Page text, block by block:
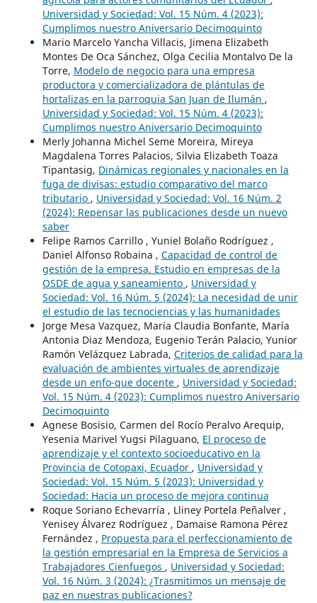
Universidad y Sociedad: Vol. 15 Núm. 4 (2023):
Cumplimos nuestro Aniversario Decimoquinto
Mario Marcelo Yancha Villacis, Jimena Elizabeth
Montes De Oca Sánchez, Olga Cecilia Montalvo De la
Torre, Modelo de negocio para una empresa
productora y comercializadora de plántulas de
hortalizas en la parroquia San Juan de Ilumán ,
Universidad y Sociedad: Vol. 15 Núm. 4 (2023):
Cumplimos nuestro Aniversario Decimoquinto
Merly Johanna Michel Seme Moreira, Mireya
Magdalena Torres Palacios, Silvia Elizabeth Toaza
Tipantasig, Dinámicas regionales y nacionales en la
fuga de divisas: estudio comparativo del marco
tributario , Universidad y Sociedad: Vol. 16 Núm. 2
(2024): Repensar las publicaciones desde un nuevo
saber
Felipe Ramos Carrillo , Yuniel Bolaño Rodríguez ,
Daniel Alfonso Robaina , Capacidad de control de
gestión de la empresa. Estudio en empresas de la
OSDE de agua y saneamiento , Universidad y
Sociedad: Vol. 16 Núm. 5 (2024): La necesidad de unir
el estudio de las tecnociencias y las humanidades
Jorge Mesa Vazquez, María Claudia Bonfante, María
Antonia Diaz Mendoza, Eugenio Terán Palacio, Yunior
Ramón Velázquez Labrada, Criterios de calidad para la
evaluación de ambientes virtuales de aprendizaje
desde un enfo-que docente , Universidad y Sociedad:
Vol. 15 Núm. 4 (2023): Cumplimos nuestro Aniversario
Decimoquinto
Agnese Bosisio, Carmen del Rocío Peralvo Arequip,
Yesenia Marivel Yugsi Pilaguano, El proceso de
aprendizaje y el contexto socioeducativo en la
Provincia de Cotopaxi, Ecuador , Universidad y
Sociedad: Vol. 15 Núm. 5 (2023): Universidad y
Sociedad: Hacia un proceso de mejora continua
Roque Soriano Echevarría , Lliney Portela Peñalver ,
Yenisey Álvarez Rodríguez , Damaise Ramona Pérez
Fernández , Propuesta para el perfeccionamiento de
la gestión empresarial en la Empresa de Servicios a
Trabajadores Cienfuegos , Universidad y Sociedad:
Vol. 16 Núm. 3 (2024): ¿Trasmitimos un mensaje de
paz en nuestras publicaciones?